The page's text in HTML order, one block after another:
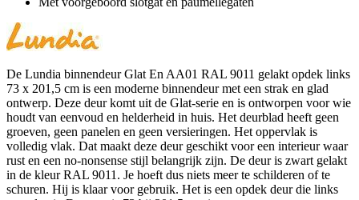
De Lundia binnendeur Glat En AA01 RAL 9011 gelakt opdek links
73 x 201,5 cm is een moderne binnendeur met een strak en glad
ontwerp. Deze deur komt uit de Glat-serie en is ontworpen voor wie
houdt van eenvoud en helderheid in huis. Het deurblad heeft geen
groeven, geen panelen en geen versieringen. Het oppervlak is
volledig vlak. Dat maakt deze deur geschikt voor een interieur waar
rust en een no-nonsense stijl belangrijk zijn. De deur is zwart gelakt
in de kleur RAL 9011. Je hoeft dus niets meer te schilderen of te
schuren. Hij is klaar voor gebruik. Het is een opdek deur die links